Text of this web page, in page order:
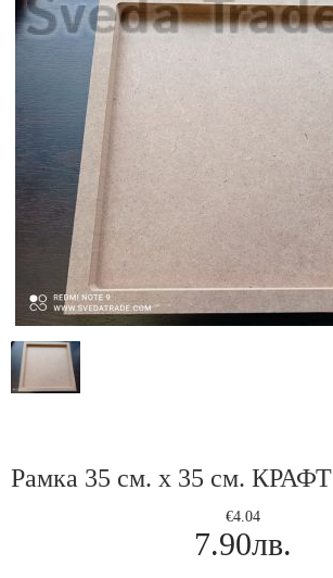
Рамка 35 см. х 35 см. КРАФТ
€4.04
7.90лв.